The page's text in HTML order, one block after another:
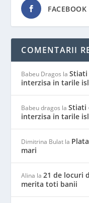
FACEBOOK
COMENTARII
Babeu Dragos laStiati
interzisa in tarile
Babeu dragos laStiati
interzisa in tarile
Dimitrina Bulat la
mari
Alina la21 de locuri
merita toti banii